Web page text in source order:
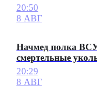
20:50
8 АВГ
Начмед полка
смертельные
20:29
8 АВГ